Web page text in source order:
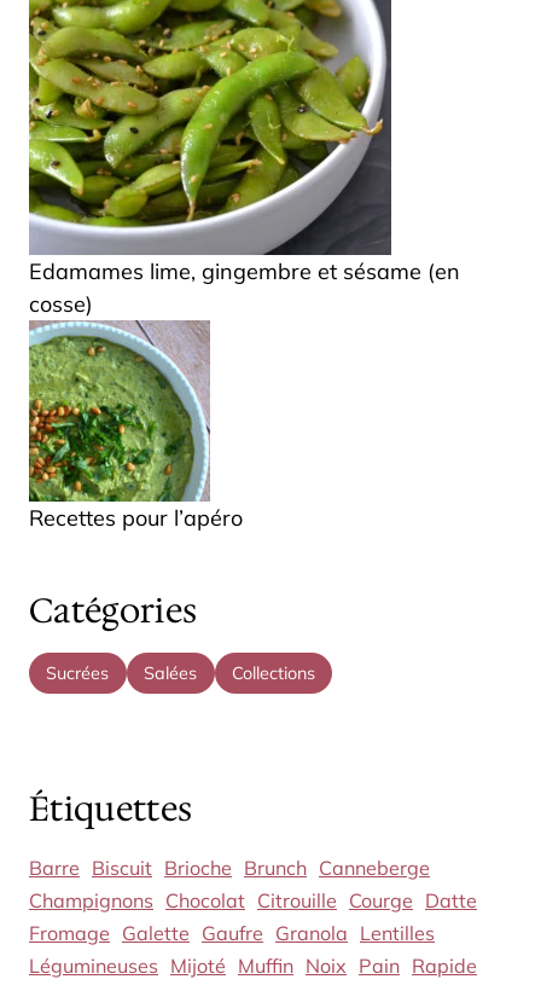
Edamames lime, gingembre et sésame (en
cosse)
Recettes pour l’apéro
Catégories
Sucrées Salées Collections
Étiquettes
Barre Biscuit Brioche Brunch Canneberge
Champignons Chocolat Citrouille Courge Datte
Fromage Galette Gaufre Granola Lentilles
Légumineuses Mijoté Muffin Noix Pain Rapide